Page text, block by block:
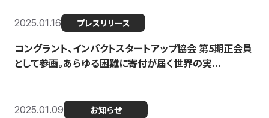
2025.01.16 プレスリリース
コングラント、インパクトスタートアップ協会 第5期正会員
として参画。あらゆる困難に寄付が届く世界の実...
2025.01.09 お知らせ